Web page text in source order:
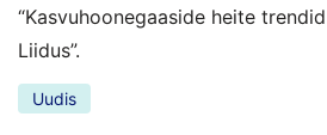
“Kasvuhoonegaaside heite
Liidus”.
Uudis